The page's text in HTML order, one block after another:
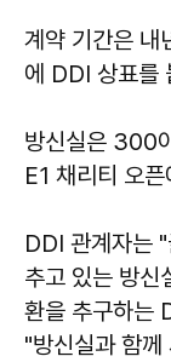
계약 기간은 내
에 DDI 상표를
방신실은 300
E1 채리티 오
DDI 관계자는
추고 있는 방신
환을 추구하는
"방신실과 함께